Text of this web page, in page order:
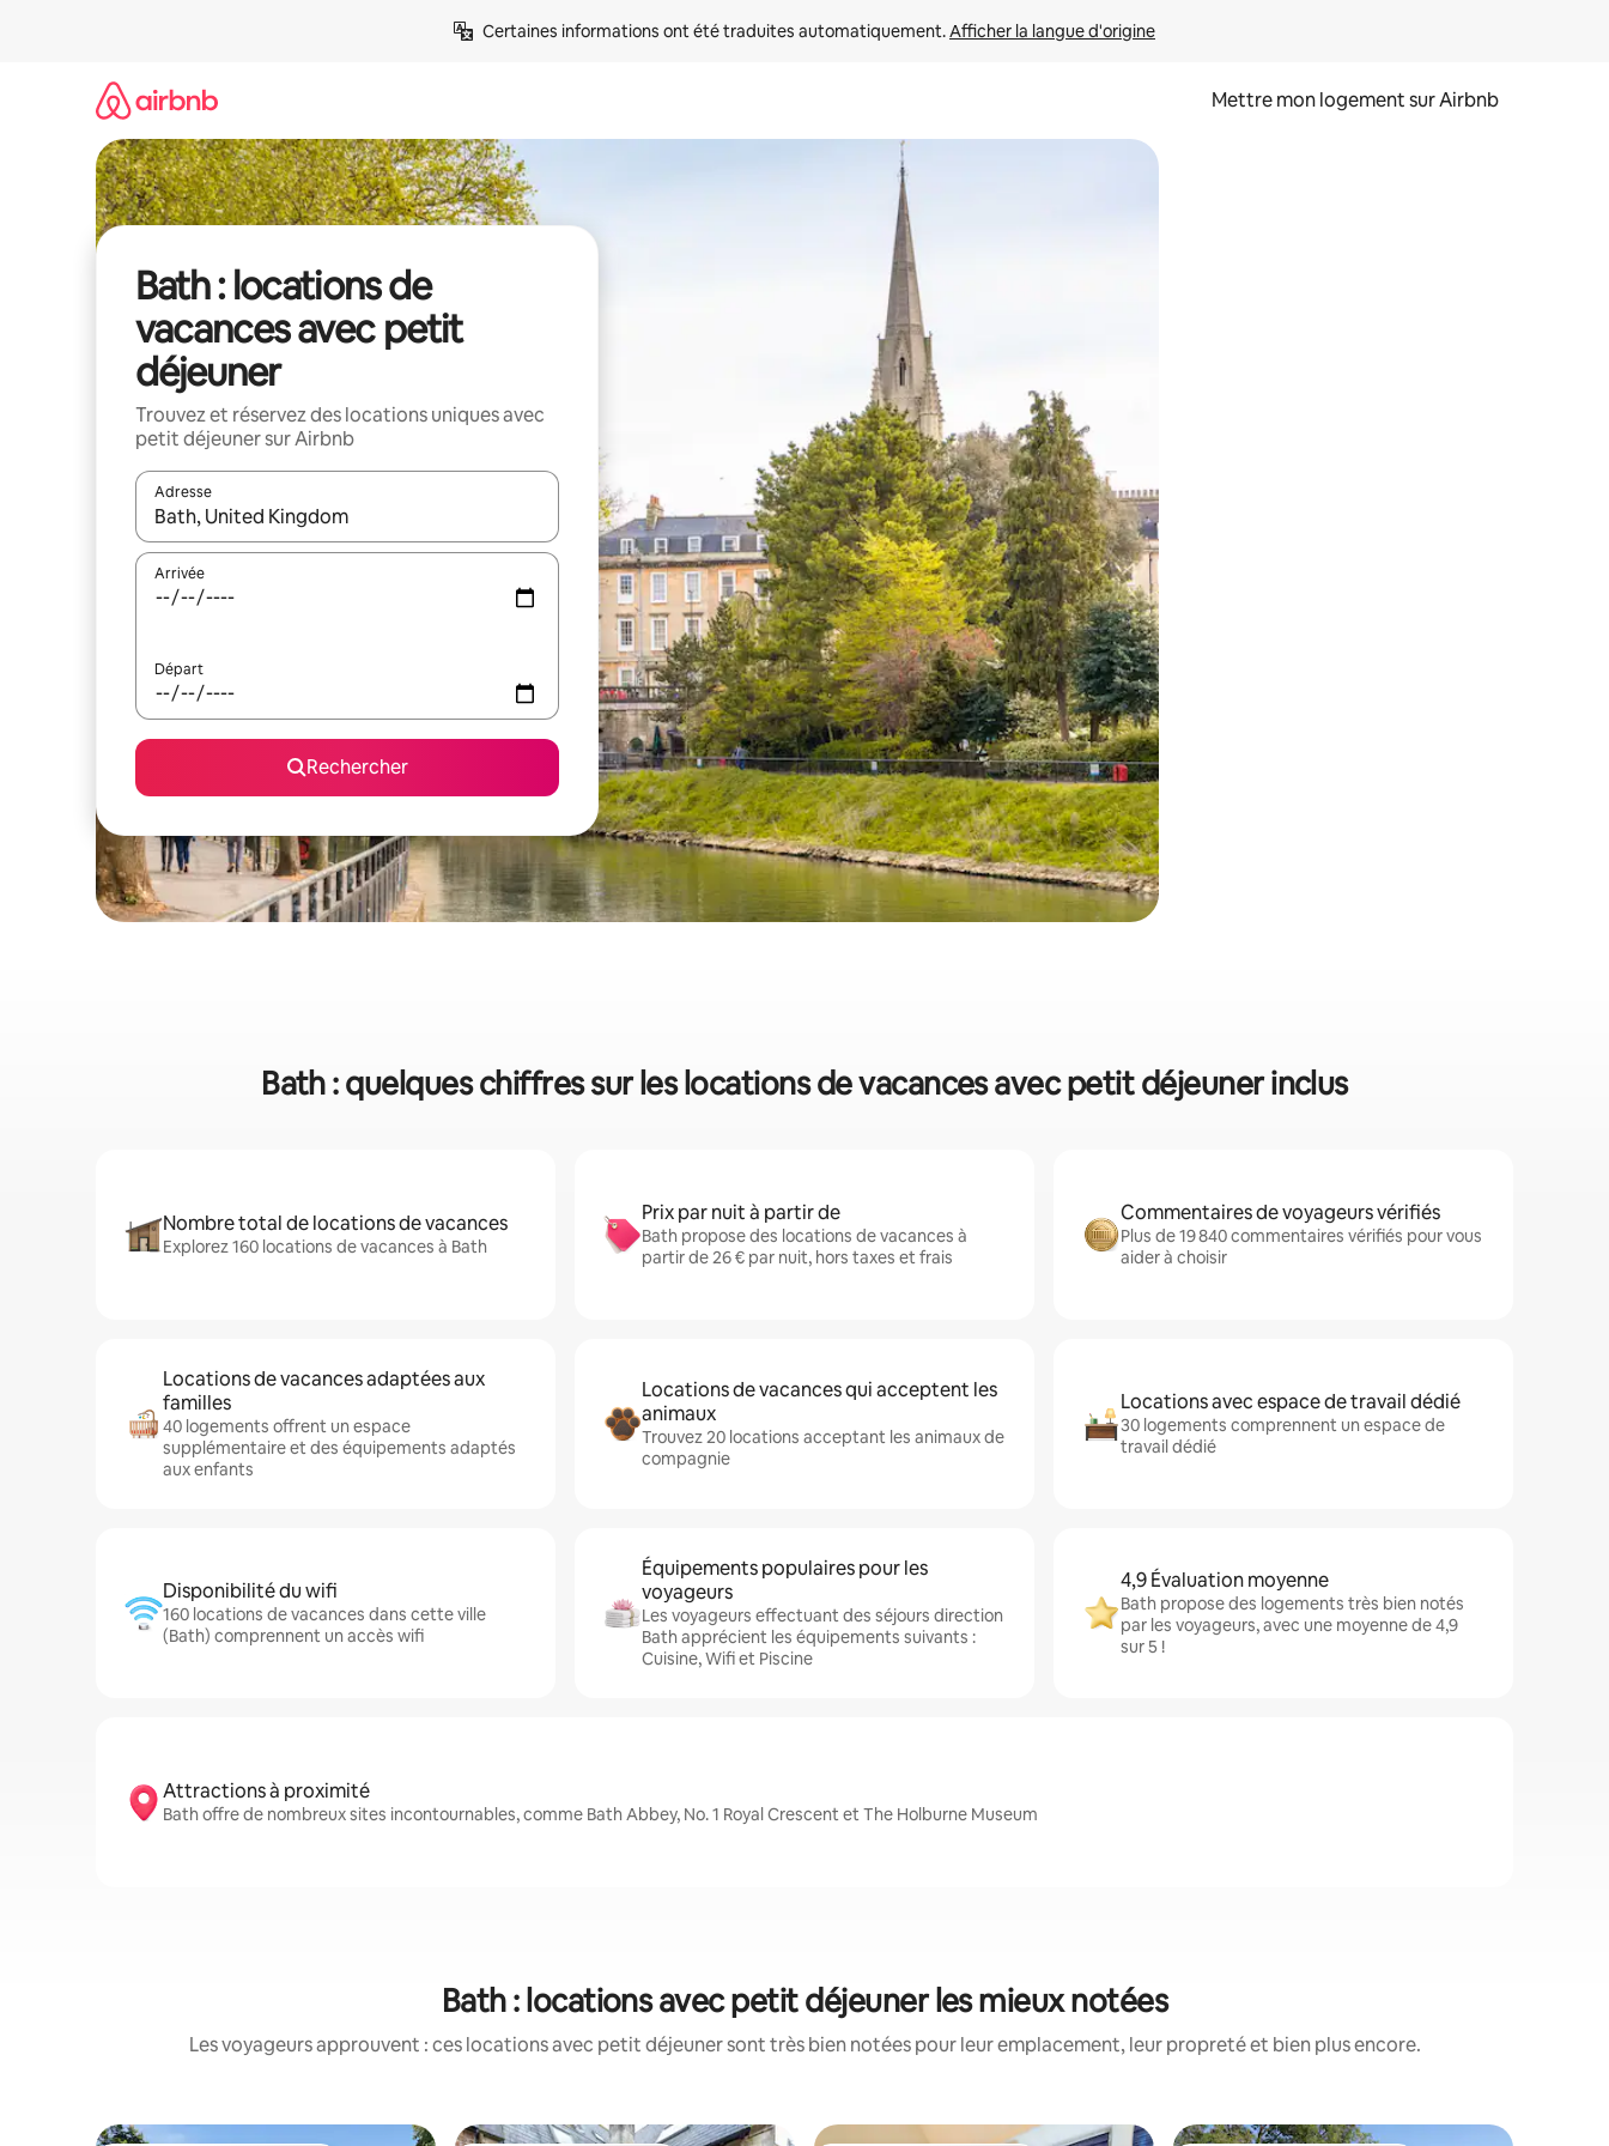
Certaines informations ont été traduites automatiquement. Afficher la langue d'origine
Mettre mon logement sur Airbnb
Bath : locations de
vacances avec petit
déjeuner
Trouvez et réservez des locations uniques avec
petit déjeuner sur Airbnb
Adresse
Lorsque les résultats s'affichent, utilisez les flèches vers le haut et vers le bas pour les parcourir ou en appuyant et en faisant glisser.
Arrivée
Départ
Rechercher
Bath : quelques chiffres sur les locations de vacances avec petit déjeuner inclus
Nombre total de locations de vacances
Explorez 160 locations de vacances à Bath
Prix par nuit à partir de
Bath propose des locations de vacances à
partir de 26 € par nuit, hors taxes et frais
Commentaires de voyageurs vérifiés
Plus de 19 840 commentaires vérifiés pour vous
aider à choisir
Locations de vacances adaptées aux
familles
40 logements offrent un espace
supplémentaire et des équipements adaptés
aux enfants
Locations de vacances qui acceptent les
animaux
Trouvez 20 locations acceptant les animaux de
compagnie
Locations avec espace de travail dédié
30 logements comprennent un espace de
travail dédié
Disponibilité du wifi
160 locations de vacances dans cette ville
(Bath) comprennent un accès wifi
Équipements populaires pour les
voyageurs
Les voyageurs effectuant des séjours direction
Bath apprécient les équipements suivants :
Cuisine, Wifi et Piscine
4,9 Évaluation moyenne
Bath propose des logements très bien notés
par les voyageurs, avec une moyenne de 4,9
sur 5 !
Attractions à proximité
Bath offre de nombreux sites incontournables, comme Bath Abbey, No. 1 Royal Crescent et The Holburne Museum
Bath : locations avec petit déjeuner les mieux notées
Les voyageurs approuvent : ces locations avec petit déjeuner sont très bien notées pour leur emplacement, leur propreté et bien plus encore.